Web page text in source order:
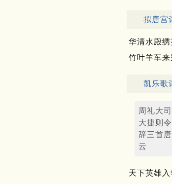
拟唐宫
华清水殿绣
竹叶羊车来
凯乐歌
周礼大
大捷则
辞三首
云
天下英雄入